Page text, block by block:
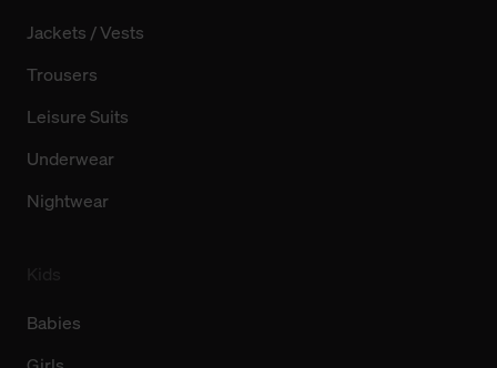
Jackets / Vests
Trousers
Leisure Suits
Underwear
Nightwear
Babies